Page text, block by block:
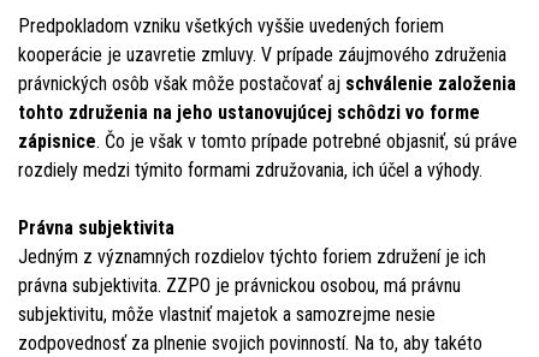
Predpokladom vzniku všetkých vyššie uvedených foriem
kooperácie je uzavretie zmluvy. V prípade záujmového združenia
právnických osôb však môže postačovať aj schválenie založenia
tohto združenia na jeho ustanovujúcej schôdzi vo forme
zápisnice. Čo je však v tomto prípade potrebné objasniť, sú práve
rozdiely medzi týmito formami združovania, ich účel a výhody.
Právna subjektivita
Jedným z významných rozdielov týchto foriem združení je ich
právna subjektivita. ZZPO je právnickou osobou, má právnu
subjektivitu, môže vlastniť majetok a samozrejme nesie
zodpovednosť za plnenie svojich povinností. Na to, aby takéto